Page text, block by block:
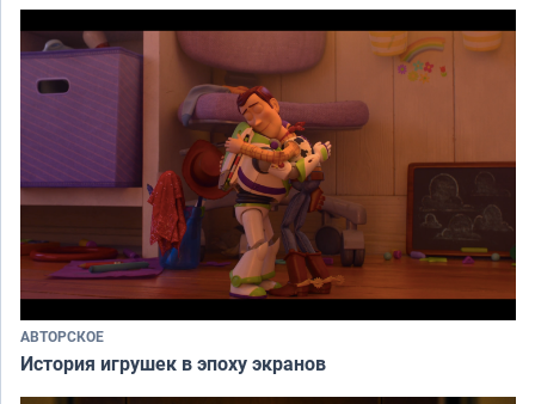
АВТОРСКОЕ
История игрушек в эпоху экранов